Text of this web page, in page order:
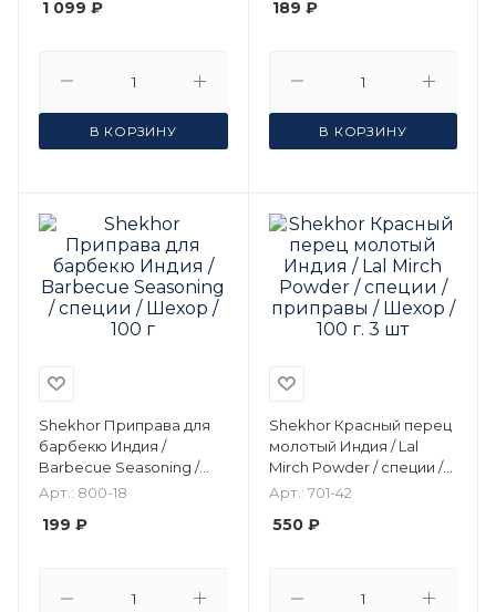
1 099 ₽
В КОРЗИНУ
189 ₽
В КОРЗИНУ
Shekhor Приправа для
барбекю Индия /
Barbecue Seasoning /
специи / Шехор / 100 г
Арт.: 800-18
199 ₽
Shekhor Красный перец
молотый Индия / Lal
Mirch Powder / специи /
приправы / Шехор / 100 г.
Арт.: 701-42
550 ₽